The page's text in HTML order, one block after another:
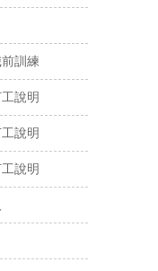
訓練
說明
說明
說明